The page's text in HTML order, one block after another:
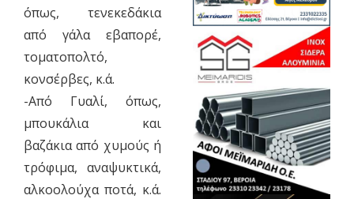
όπως, τενεκεδάκια
από γάλα εβαπορέ,
τοματοπολτό,
κονσέρβες, κ.ά.
-Από Γυαλί, όπως,
μπουκάλια και
βαζάκια από χυμούς ή
τρόφιμα, αναψυκτικά,
αλκοολούχα ποτά, κ.ά.